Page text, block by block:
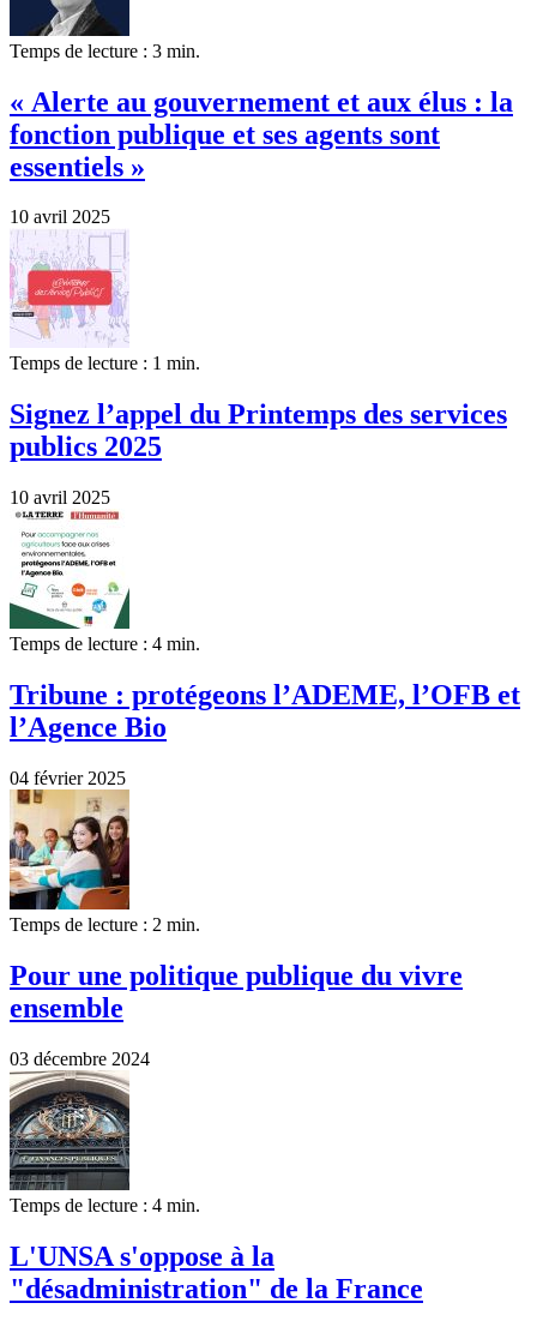
Temps de lecture : 3 min.
« Alerte au gouvernement et aux élus : la
fonction publique et ses agents sont
essentiels »
10 avril 2025
Temps de lecture : 1 min.
Signez l’appel du Printemps des services
publics 2025
10 avril 2025
Temps de lecture : 4 min.
Tribune : protégeons l’ADEME, l’OFB et
l’Agence Bio
04 février 2025
Temps de lecture : 2 min.
Pour une politique publique du vivre
ensemble
03 décembre 2024
Temps de lecture : 4 min.
L'UNSA s'oppose à la
"désadministration" de la France